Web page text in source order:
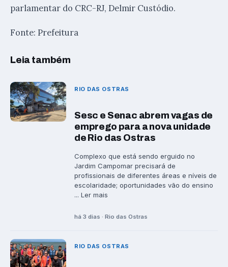
parlamentar do CRC-RJ, Delmir Custódio.
Fonte: Prefeitura
Leia também
RIO DAS OSTRAS
Sesc e Senac abrem vagas de
emprego para a nova unidade
de Rio das Ostras
Complexo que está sendo erguido no
Jardim Campomar precisará de
profissionais de diferentes áreas e níveis de
escolaridade; oportunidades vão do ensino
... Ler mais
há 3 dias · Rio das Ostras
RIO DAS OSTRAS